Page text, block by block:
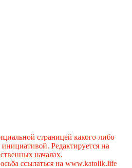
страницей какого-либо
Редактируется на
началах.
ссылаться на www.katolik.life